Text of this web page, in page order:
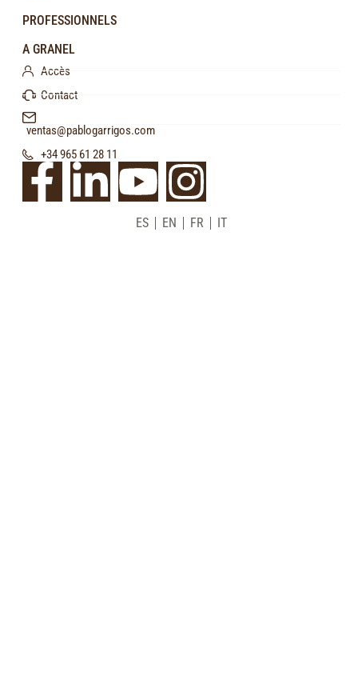
PROFESSIONNELS
A GRANEL
Accès
Contact
ventas@pablogarrigos.com
+34 965 61 28 11
ES EN FR IT